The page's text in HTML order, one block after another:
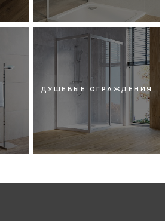
ДУШЕВЫЕ ОГРАЖДЕНИЯ